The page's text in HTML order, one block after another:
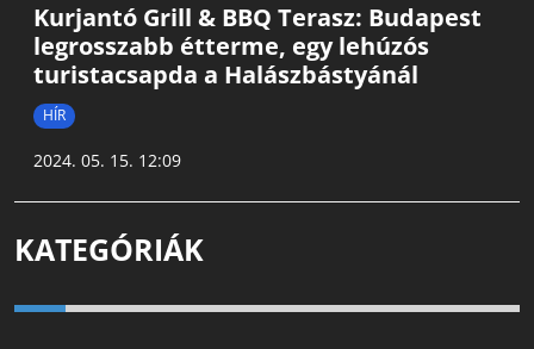
Kurjantó Grill & BBQ Terasz: Budapest
legrosszabb étterme, egy lehúzós
turistacsapda a Halászbástyánál
HÍR
2024. 05. 15. 12:09
KATEGÓRIÁK